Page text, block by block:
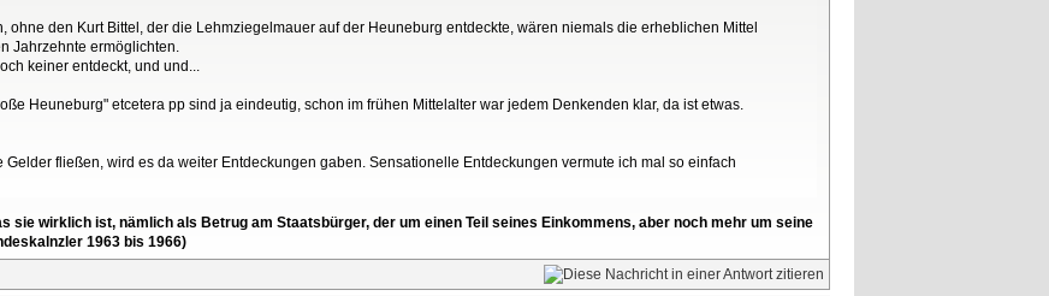
ohne den Kurt Bittel, der die Lehmziegelmauer auf der Heuneburg entdeckte, wären niemals die erheblichen Mittel
Jahrzehnte ermöglichten.
keiner entdeckt, und und...
Heuneburg" etcetera pp sind ja eindeutig, schon im frühen Mittelalter war jedem Denkenden klar, da ist etwas.
fließen, wird es da weiter Entdeckungen gaben. Sensationelle Entdeckungen vermute ich mal so einfach
sie wirklich ist, nämlich als Betrug am Staatsbürger, der um einen Teil seines Einkommens, aber noch mehr um seine
1963 bis 1966)